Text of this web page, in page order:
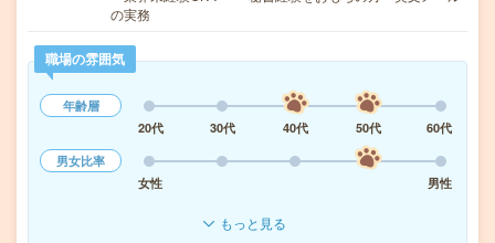
の実務
職場の雰囲気
年齢層
20代
30代 40代 50代
60代
男女比率
女性
男性
もっと見る